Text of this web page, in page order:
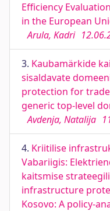
Efficiency
in the European
Arula, Kadri
3. Kaubamärkide
sisaldavate
protection for
generic top-level
Avdenja, Natalija
4. Kriitilise
Vabariigis:
kaitsmise
infrastructure
Kosovo: A policy-